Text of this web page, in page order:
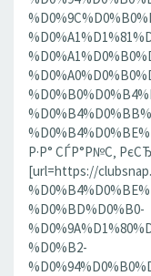
Р·Р° СЃР°Р№С‚
[url=https://
%D0%BD%D0%B0-
%D0%B2-